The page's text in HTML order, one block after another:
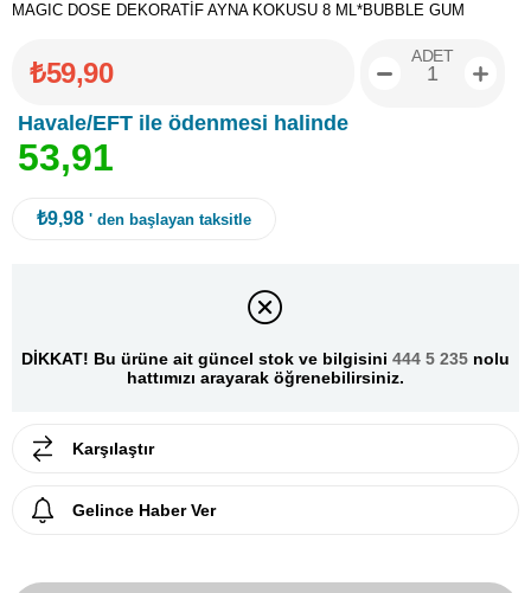
MAGIC DOSE DEKORATİF AYNA KOKUSU 8 ML*BUBBLE GUM
₺59,90
Havale/EFT ile ödenmesi halinde
53,91
ADET
₺9,98 ' den başlayan taksitle
DİKKAT! Bu ürüne ait güncel stok ve bilgisini 444 5 235 nolu
hattımızı arayarak öğrenebilirsiniz.
Karşılaştır
Gelince Haber Ver